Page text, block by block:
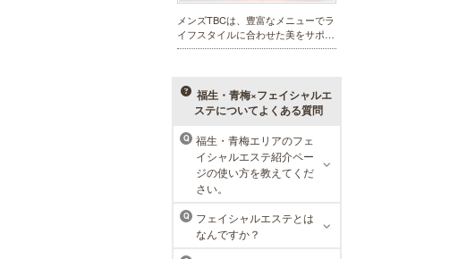
メンズTBCは、豊富なメニューでラ
イフスタイルに合わせた美をサポー
トします。今男性にも人気の脱毛、
ならではの技術と実績が人気のひみ
つです。
ラ・パルレ 池袋本店
ラ・パルレはそれぞれの男性のライ
フスタイルに合った豊富なメニュー
で、男性の美をサポート。第一印象
UPに貢献致します。脱毛や引き締
め、フェイシャル等、初めての方で
福生・青梅×フェイシャルエ
ステについてよくある質問
Q
福生・青梅エリアのフェ
イシャルエステ紹介ペー
ジの使い方を教えてくだ
さい。
Q
フェイシャルエステとは
なんですか？